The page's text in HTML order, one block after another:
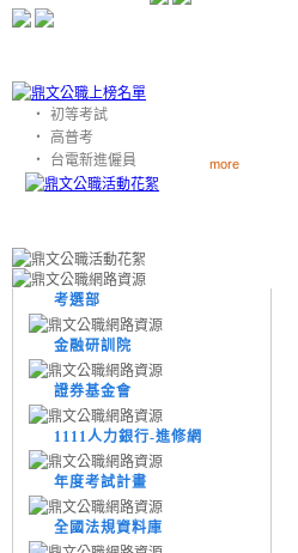
‧
初等考試
‧
高普考
‧
台電新進僱員 more
考選部
金融研訓院
證券基金會
1111人力銀行-進修網
年度考試計畫
全國法規資料庫